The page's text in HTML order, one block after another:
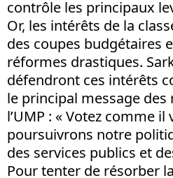
contrôle les principaux
Or, les intérêts de la
des coupes budgétaires
réformes drastiques.
défendront ces intérêts
le principal message des
l’UMP : « Votez comme
poursuivrons notre
des services publics et
Pour tenter de résorber